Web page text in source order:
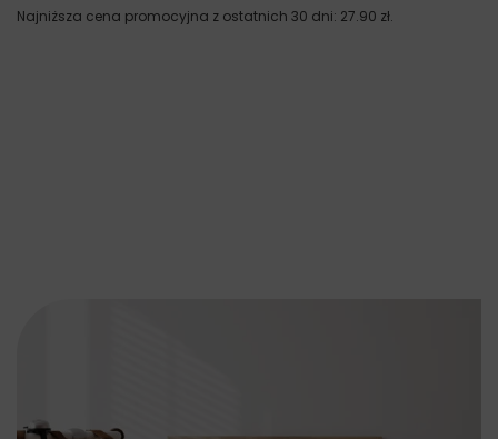
Najniższa cena promocyjna z ostatnich 30 dni: 27.90 zł.